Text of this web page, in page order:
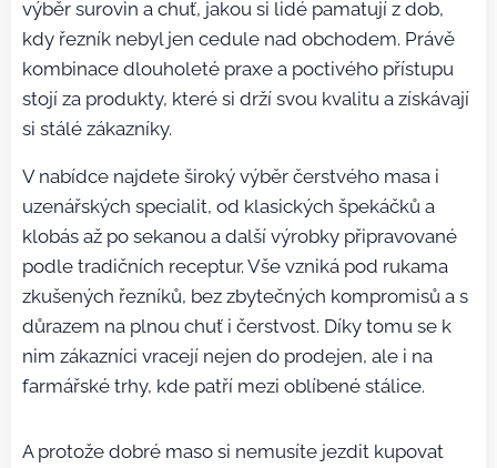
výběr surovin a chuť, jakou si lidé pamatují z dob,
kdy řezník nebyl jen cedule nad obchodem. Právě
kombinace dlouholeté praxe a poctivého přístupu
stojí za produkty, které si drží svou kvalitu a získávají
si stálé zákazníky.
V nabídce najdete široký výběr čerstvého masa i
uzenářských specialit, od klasických špekáčků a
klobás až po sekanou a další výrobky připravované
podle tradičních receptur. Vše vzniká pod rukama
zkušených řezníků, bez zbytečných kompromisů a s
důrazem na plnou chuť i čerstvost. Díky tomu se k
nim zákazníci vracejí nejen do prodejen, ale i na
farmářské trhy, kde patří mezi oblíbené stálice.
A protože dobré maso si nemusíte jezdit kupovat